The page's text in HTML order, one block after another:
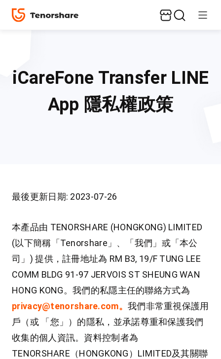
iCareFone Transfer LINE
App 隱私權政策
最後更新日期: 2023-07-26
本產品由 TENORSHARE (HONGKONG) LIMITED
(以下簡稱「Tenorshare」、「我們」或「本公
司」) 提供，註冊地址為 RM B3, 19/F TUNG LEE
COMM BLDG 91-97 JERVOIS ST SHEUNG WAN
HONG KONG。我們的私隱主任的聯絡方式為
privacy@tenorshare.com。 我們非常重視保護用
戶（或 「您」）的隱私，並承諾尊重和保護我們
收集的個人資訊。資料控制者為
TENORSHARE（HONGKONG）LIMITED及其關聯